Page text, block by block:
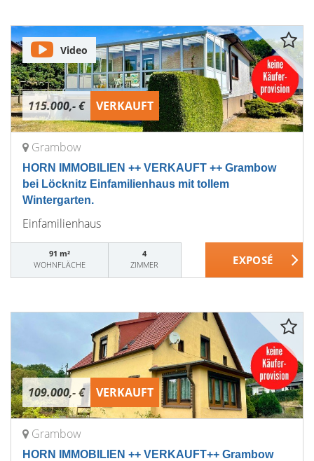
115.000,- € VERKAUFT
Video
Grambow
HORN IMMOBILIEN ++ VERKAUFT ++ Grambow
bei Löcknitz Einfamilienhaus mit tollem
Wintergarten.
Einfamilienhaus
91 m²
WOHNFLÄCHE
4
ZIMMER
109.000,- € VERKAUFT
Grambow
HORN IMMOBILIEN ++ VERKAUFT++ Grambow